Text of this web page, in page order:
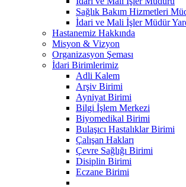
Sağlık Bakım Hizmetleri
İdari ve Mali İşler Müdür
Hastanemiz Hakkında
Misyon & Vizyon
Organizasyon Şeması
İdari Birimlerimiz
Adli Kalem
Arşiv Birimi
Ayniyat Birimi
Bilgi İşlem Merkezi
Biyomedikal Birimi
Bulaşıcı Hastalıklar Birimi
Çalışan Hakları
Çevre Sağlığı Birimi
Disiplin Birimi
Eczane Birimi